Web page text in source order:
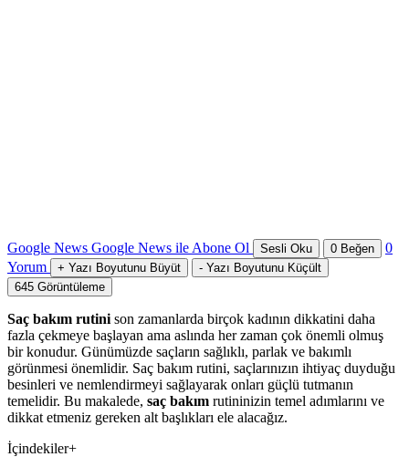
Google News Google News ile Abone Ol Sesli Oku 0 Beğen
0
Yorum
+ Yazı Boyutunu Büyüt - Yazı Boyutunu Küçült
645 Görüntüleme
Saç bakım rutini son zamanlarda birçok kadının dikkatini daha
fazla çekmeye başlayan ama aslında her zaman çok önemli olmuş
bir konudur. Günümüzde saçların sağlıklı, parlak ve bakımlı
görünmesi önemlidir. Saç bakım rutini, saçlarınızın ihtiyaç duyduğu
besinleri ve nemlendirmeyi sağlayarak onları güçlü tutmanın
temelidir. Bu makalede, saç bakım rutininizin temel adımlarını ve
dikkat etmeniz gereken alt başlıkları ele alacağız.
İçindekiler+